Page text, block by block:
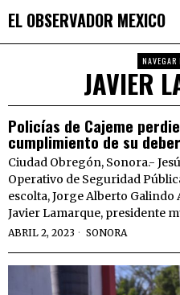
EL OBSERVADOR MEXICO
NAVEGAR
JAVIER
Policías de Cajeme
cumplimiento de su
Ciudad Obregón, Sonora.-
Operativo de Seguridad
escolta, Jorge Alberto Galindo
Javier Lamarque, presidente
ABRIL 2, 2023 SONORA